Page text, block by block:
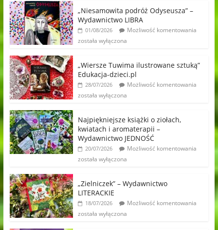
„Niesamowita podróż Odyseusza” –
Wydawnictwo LIBRA
01/08/2026
Możliwość komentowania
została wyłączona
„Wiersze Tuwima ilustrowane sztuką”
Edukacja-dzieci.pl
28/07/2026
Możliwość komentowania
została wyłączona
Najpiękniejsze książki o ziołach,
kwiatach i aromaterapii –
Wydawnictwo JEDNOŚĆ
20/07/2026
Możliwość komentowania
została wyłączona
„Zielniczek” – Wydawnictwo
LITERACKIE
18/07/2026
Możliwość komentowania
została wyłączona